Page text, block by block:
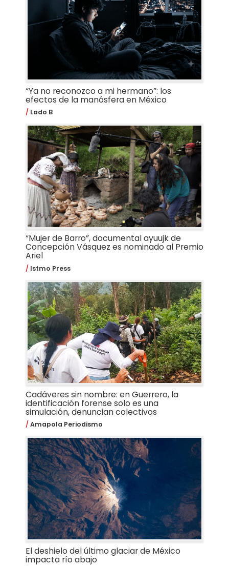
“Ya no reconozco a mi hermano”: los
efectos de la manósfera en México
Lado B
“Mujer de Barro”, documental ayuujk de
Concepción Vásquez es nominado al Premio
Ariel
Istmo Press
Cadáveres sin nombre: en Guerrero, la
identificación forense solo es una
simulación, denuncian colectivos
Amapola Periodismo
El deshielo del último glaciar de México
impacta río abajo